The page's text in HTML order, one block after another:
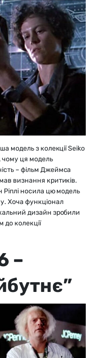
модель з колекції Seiko
чому ця модель
– фільм Джеймса
визнання критиків.
Ріплі носила цю модель
Хоча функціонал
дизайн зробили
колекції
–